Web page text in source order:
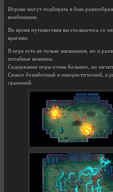
Игроки могут подбирать в бою
комбинации.
Во время путешествия вы столкнетесь со
врагами.
В игре есть не только заклинания, но и
потайные комнаты.
Содержание игры очень большое, но
Сюжет беззаботный и юмористический, а
сражений.